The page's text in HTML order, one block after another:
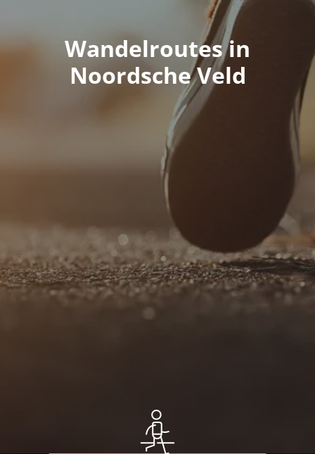
Wandelroutes in
Noordsche Veld